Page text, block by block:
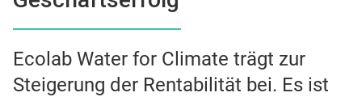
Ecolab Water for Climate trägt zur
Steigerung der Rentabilität bei. Es ist